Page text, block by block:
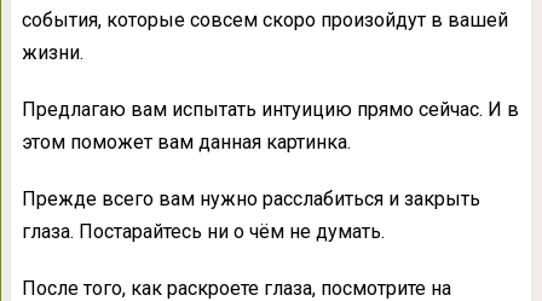
события, которые совсем скоро произойдут в вашей
жизни.
Предлагаю вам испытать интуицию прямо сейчас. И в
этом поможет вам данная картинка.
Прежде всего вам нужно расслабиться и закрыть
глаза. Постарайтесь ни о чём не думать.
После того, как раскроете глаза, посмотрите на